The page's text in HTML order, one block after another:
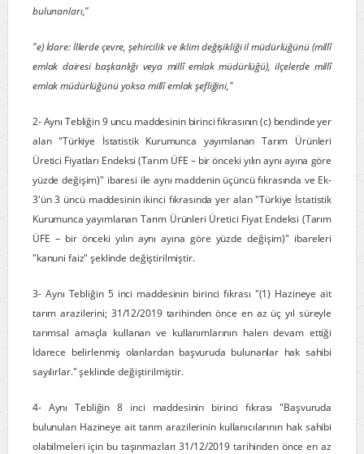
bulunanları,"
"e) İdare: İllerde çevre, şehircilik ve iklim değişikliği il müdürlüğünü (millî
emlak dairesi başkanlığı veya millî emlak müdürlüğü), ilçelerde millî
emlak müdürlüğünü yoksa millî emlak şefliğini,"
2- Aynı Tebliğin 9 uncu maddesinin birinci fıkrasının (c) bendinde yer
alan "Türkiye İstatistik Kurumunca yayımlanan Tarım Ürünleri
Üretici Fiyatları Endeksi (Tarım ÜFE – bir önceki yılın aynı ayına göre
yüzde değişim)" ibaresi ile aynı maddenin üçüncü fıkrasında ve Ek-
3'ün 3 üncü maddesinin ikinci fıkrasında yer alan "Türkiye İstatistik
Kurumunca yayımlanan Tarım Ürünleri Üretici Fiyat Endeksi (Tarım
ÜFE – bir önceki yılın aynı ayına göre yüzde değişim)" ibareleri
"kanuni faiz" şeklinde değiştirilmiştir.
3- Aynı Tebliğin 5 inci maddesinin birinci fıkrası "(1) Hazineye ait
tarım arazilerini; 31/12/2019 tarihinden önce en az üç yıl süreyle
tarımsal amaçla kullanan ve kullanımlarının halen devam ettiği
İdarece belirlenmiş olanlardan başvuruda bulunanlar hak sahibi
sayılırlar." şeklinde değiştirilmiştir.
4- Aynı Tebliğin 8 inci maddesinin birinci fıkrası "Başvuruda
bulunulan Hazineye ait tarım arazilerinin kullanıcılarının hak sahibi
olabilmeleri için bu taşınmazları 31/12/2019 tarihinden önce en az